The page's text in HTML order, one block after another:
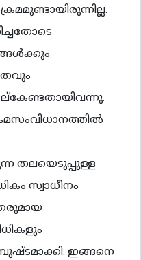
തലയെടുപ്പുള്ള
സ്വാധീനം
ഇങ്ങനെ